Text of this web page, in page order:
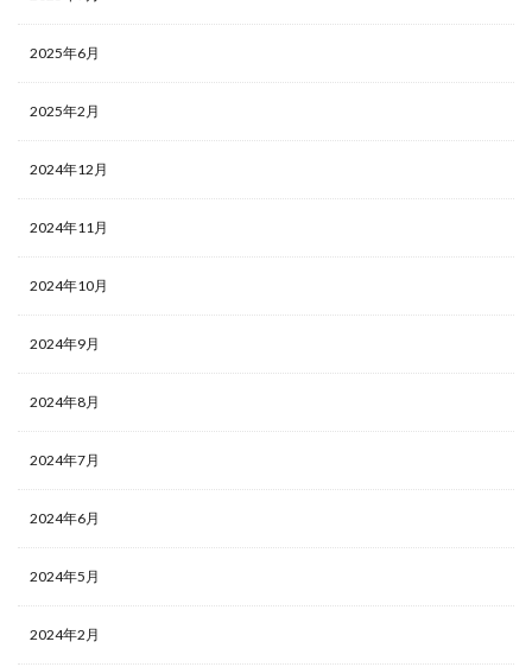
2025年6月
2025年2月
2024年12月
2024年11月
2024年10月
2024年9月
2024年8月
2024年7月
2024年6月
2024年5月
2024年2月